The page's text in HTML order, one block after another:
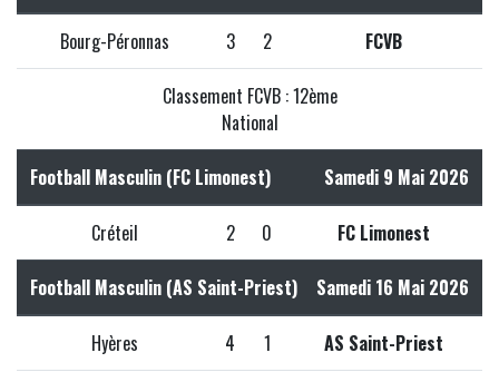
Bourg-Péronnas 3 2 FCVB
Classement FCVB : 12ème
National
Football Masculin (FC Limonest) Samedi 9 Mai 2026
Créteil 2 0 FC Limonest
Football Masculin (AS Saint-Priest) Samedi 16 Mai 2026
Hyères 4 1 AS Saint-Priest